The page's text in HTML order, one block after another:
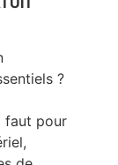
?
faut pour